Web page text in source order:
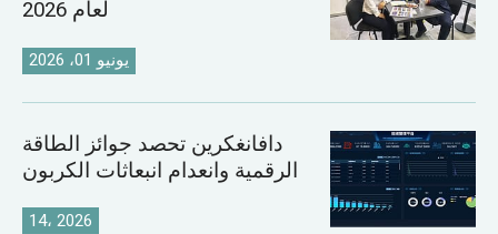
لعام 2026
يونيو 01، 2026
دافانغكرين تحصد جوائز الطاقة
الرقمية وانعدام انبعاثات الكربون
14، 2026